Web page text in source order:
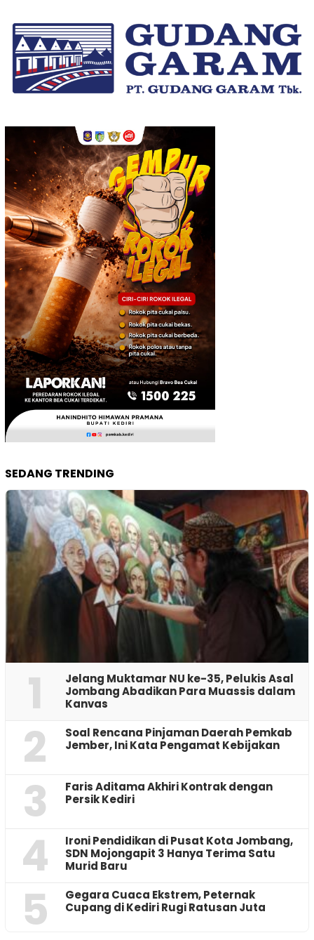
SEDANG TRENDING
1
Jelang Muktamar NU ke-35, Pelukis Asal
Jombang Abadikan Para Muassis dalam
Kanvas
2
‎Soal Rencana Pinjaman Daerah Pemkab
Jember, Ini Kata Pengamat Kebijakan ‎
3
Faris Aditama Akhiri Kontrak dengan
Persik Kediri
4
Ironi Pendidikan di Pusat Kota Jombang,
SDN Mojongapit 3 Hanya Terima Satu
Murid Baru
5
‎Gegara Cuaca Ekstrem, Peternak
Cupang di Kediri Rugi Ratusan Juta